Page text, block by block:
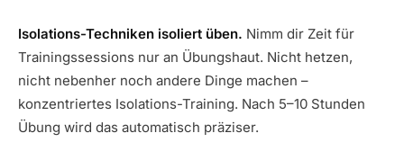
Isolations-Techniken isoliert üben. Nimm dir Zeit für
Trainingssessions nur an Übungshaut. Nicht hetzen,
nicht nebenher noch andere Dinge machen –
konzentriertes Isolations-Training. Nach 5–10 Stunden
Übung wird das automatisch präziser.